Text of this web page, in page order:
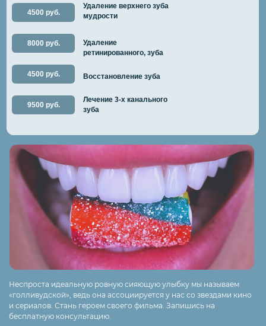
Неспроста идеальную ровную сияющую улыбку мы называем
«голливудской», ведь она ассоциируется у нас со звездами кино
и сериалов. Стань героем своего фильма. Запишись на
бесплатную консультацию.
Удаление верхнего зуба
мудрости
Удаление
ретинированного, зуба
4500 руб.
8000 руб.
Восстановление зуба
Лечение 3-х канального
зуба
4500 руб.
9500 руб.